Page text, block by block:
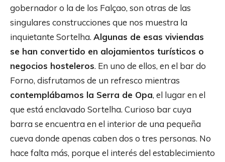
gobernador o la de los Falçao, son otras de las
singulares construcciones que nos muestra la
inquietante Sortelha. Algunas de esas viviendas
se han convertido en alojamientos turísticos o
negocios hosteleros. En uno de ellos, en el bar do
Forno, disfrutamos de un refresco mientras
contemplábamos la Serra de Opa, el lugar en el
que está enclavado Sortelha. Curioso bar cuya
barra se encuentra en el interior de una pequeña
cueva donde apenas caben dos o tres personas. No
hace falta más, porque el interés del establecimiento